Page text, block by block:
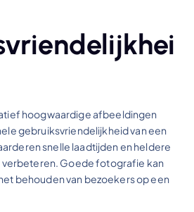
hoogwaardige afbeeldingen
gebruiksvriendelijkheid van een
snelle laadtijden en heldere
verbeteren. Goede fotografie kan
behouden van bezoekers op een